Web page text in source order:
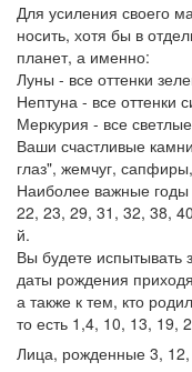
Для усиления своего
носить, хотя бы в
планет, а именно:
Луны - все оттенки
Нептуна - все оттенки
Меркурия - все
Ваши счастливые
глаз", жемчуг,
Наиболее важные
22, 23, 29, 31, 32, 38,
й.
Вы будете испытывать
даты рождения
а также к тем, кто
то есть 1,4, 10, 13, 19,
Лица, рожденные 3,